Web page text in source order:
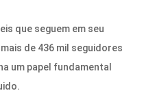
que seguem em seu
de 436 mil seguidores
um papel fundamental